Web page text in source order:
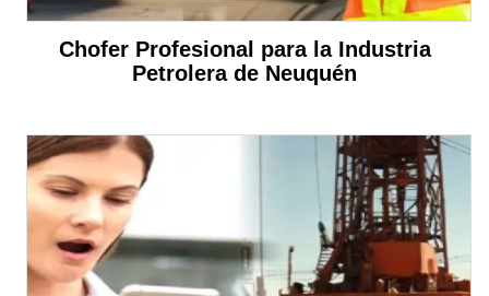
Chofer Profesional para la Industria
Petrolera de Neuquén